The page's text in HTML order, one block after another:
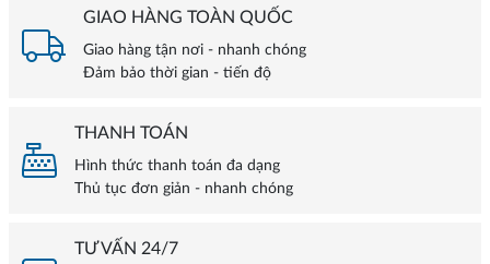
GIAO HÀNG TOÀN QUỐC
Giao hàng tận nơi - nhanh chóng
Đảm bảo thời gian - tiến độ
THANH TOÁN
Hình thức thanh toán đa dạng
Thủ tục đơn giản - nhanh chóng
TƯ VẤN 24/7